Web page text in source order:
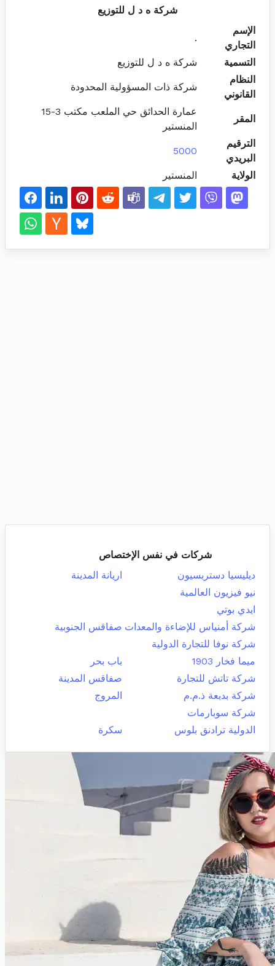
شركة ه د ل للتوزيع
الإسم
التجاري
.
التسمية
شركة ه د ل للتوزيع
النظام
القانوني
شركة ذات المسؤولية المحدودة
المقر
عمارة الحدائق حي الملعب مكتب 3-15
المنستير
الترقيم
البريدي
5000
الولاية المنستير
شركات في نفس الإختصاص
ديليسيا دستربسيون
اريانة المدينة
نيو فيزيون العالمية
ايدي بوتي
شركة أمنياس للإضاءة والمعدات صفاقس الجنوبية
شركة نوفا للتجارة الدولية
ميما فخار 1903
باب بحر
شركة تاتش للتجارة
صفاقس المدينة
شركة بدبعة ذ.م.م
المروج
شركة سوبارمات
الدولية ترادنق بلوس
سكرة